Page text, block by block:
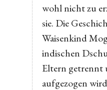
wohl nicht zu
sie. Die
Waisenkind
indischen
Eltern getrennt
aufgezogen